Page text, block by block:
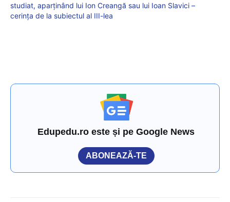
studiat, aparținând lui Ion Creangă sau lui Ioan Slavici –
cerința de la subiectul al III-lea
Edupedu.ro este și pe Google News
ABONEAZĂ-TE